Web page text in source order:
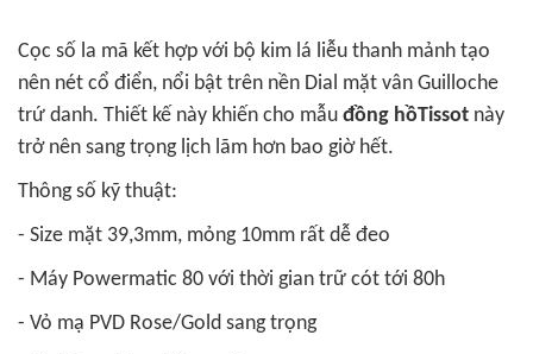
Cọc số la mã kết hợp với bộ kim lá liễu thanh mảnh tạo
nên nét cổ điển, nổi bật trên nền Dial mặt vân Guilloche
trứ danh. Thiết kế này khiến cho mẫu đồng hồTissot này
trở nên sang trọng lịch lãm hơn bao giờ hết.
Thông số kỹ thuật:
- Size mặt 39,3mm, mỏng 10mm rất dễ đeo
- Máy Powermatic 80 với thời gian trữ cót tới 80h
- Vỏ mạ PVD Rose/Gold sang trọng